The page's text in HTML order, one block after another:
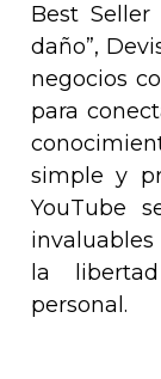
Best
daño”,
negocios
para
simple y
YouTube
la
personal.